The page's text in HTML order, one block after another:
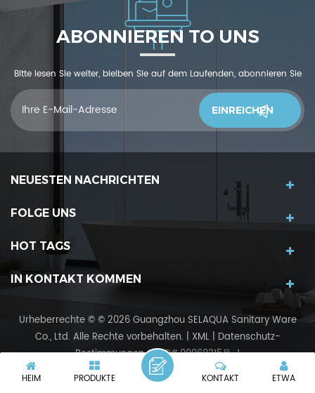
ABONNIEREN TO UNS
Bitte lesen Sie weiter, bleiben Sie auf dem Laufenden, abonnieren Sie
und wir begrüßen Sie, uns was zu sagendu denkst
NEUESTEN NACHRICHTEN
FOLGE UNS
HOT TAGS
IN KONTAKT KOMMEN
Urheberrechte © © 2026 Guangzhou SELAQUA Sanitary Ware
Co., Ltd. Alle Rechte vorbehalten. | XML| Datenschutz-
Bestimmungen粤ICP备09069315号-1
IPv6 IPv6-Netzwerk unterstützt
HEIM PRODUKTE ETWA
KONTAKT